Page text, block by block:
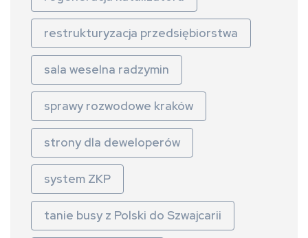
restrukturyzacja przedsiębiorstwa
sala weselna radzymin
sprawy rozwodowe kraków
strony dla deweloperów
system ZKP
tanie busy z Polski do Szwajcarii